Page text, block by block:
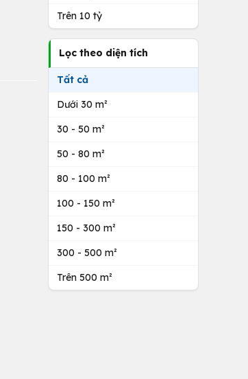
Trên 10 tỷ
Lọc theo diện tích
Tất cả
Dưới 30 m²
30 - 50 m²
50 - 80 m²
80 - 100 m²
100 - 150 m²
150 - 300 m²
300 - 500 m²
Trên 500 m²